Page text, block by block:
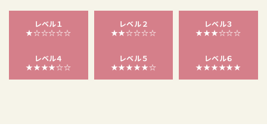
レベル１
★☆☆☆☆☆
レベル２
★★☆☆☆☆
レベル３
★★★☆☆☆
レベル４
★★★★☆☆
レベル５
★★★★★☆
レベル６
★★★★★★